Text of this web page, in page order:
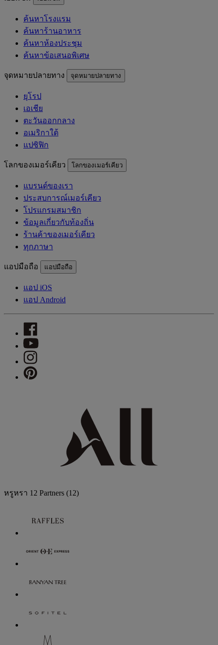
ค้นหาโรงแรม
ค้นหาร้านอาหาร
ค้นหาห้องประชุม
ค้นหาข้อเสนอพิเศษ
จุดหมายปลายทาง จุดหมายปลายทาง
ยุโรป
เอเชีย
ตะวันออกกลาง
อเมริกาใต้
แปซิฟิก
โลกของเมอร์เคียว โลกของเมอร์เคียว
แบรนด์ของเรา
ประสบการณ์เมอร์เคียว
โปรแกรมสมาชิก
ข้อมูลเกี่ยวกับท้องถิ่น
ร้านค้าของเมอร์เคียว
ทุกภาษา
แอปมือถือ แอปมือถือ
แอป iOS
แอป Android
หรูหรา 12 Partners (12)